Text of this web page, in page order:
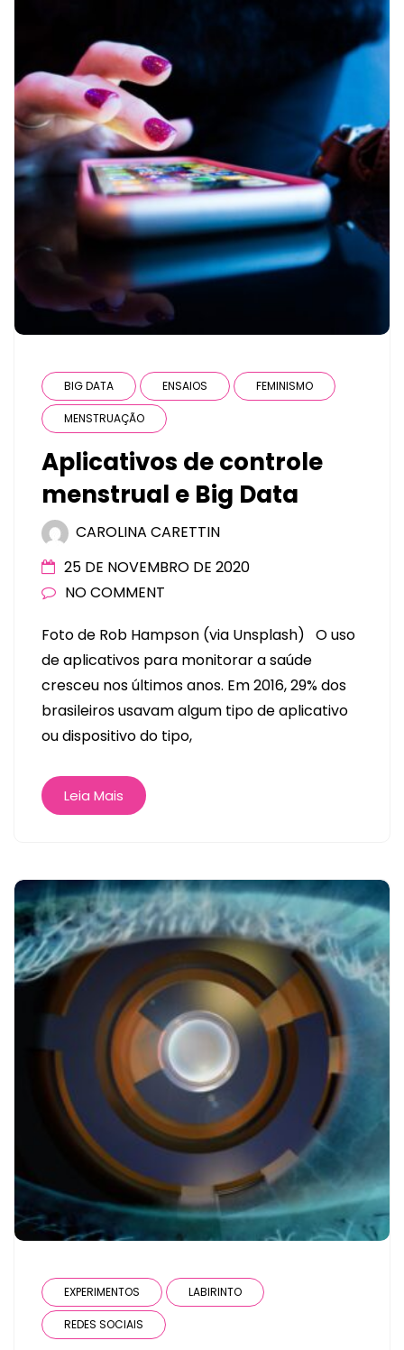
BIG DATA ENSAIOS FEMINISMO
MENSTRUAÇÃO
Aplicativos de controle
menstrual e Big Data
CAROLINA CARETTIN
25 DE NOVEMBRO DE 2020
NO COMMENT
Foto de Rob Hampson (via Unsplash) O uso
de aplicativos para monitorar a saúde
cresceu nos últimos anos. Em 2016, 29% dos
brasileiros usavam algum tipo de aplicativo
ou dispositivo do tipo,
Leia Mais
EXPERIMENTOS LABIRINTO
REDES SOCIAIS